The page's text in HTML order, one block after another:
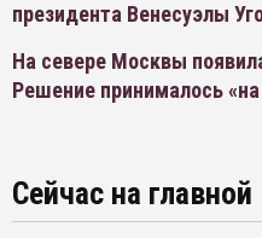
президента Венесуэлы
На севере Москвы
Решение принималось
Сейчас на главной